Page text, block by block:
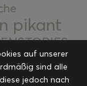
pikant
Kuchen und
&
auf unserer
sind alle
jedoch nach